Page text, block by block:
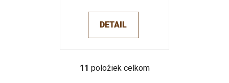
DETAIL
O
11 položiek celkom